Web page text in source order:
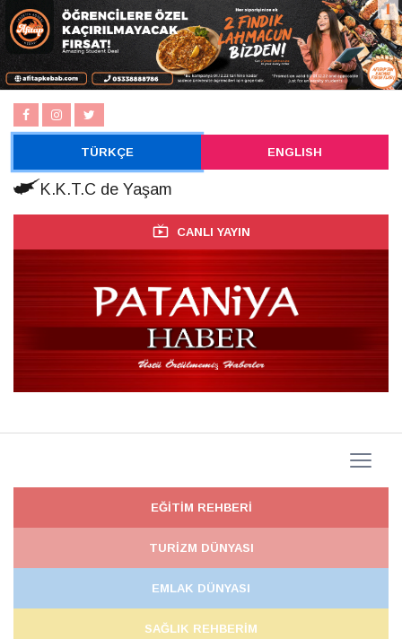
TÜRKÇE ENGLISH
K.K.T.C de Yaşam
CANLI YAYIN
EĞİTİM REHBERİ
TURİZM DÜNYASI
EMLAK DÜNYASI
SAĞLIK REHBERİM